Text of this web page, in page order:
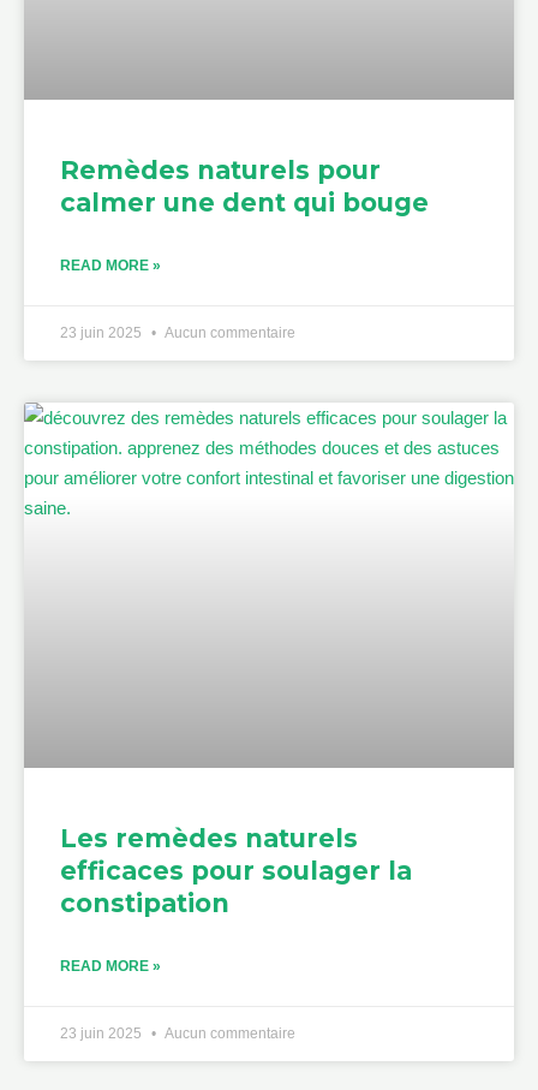
Remèdes naturels pour
calmer une dent qui bouge
READ MORE »
23 juin 2025 Aucun commentaire
Les remèdes naturels
efficaces pour soulager la
constipation
READ MORE »
23 juin 2025 Aucun commentaire